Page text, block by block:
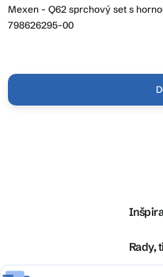
Mexen - Q62 sprchový set s
798626295-00
e
Rady,